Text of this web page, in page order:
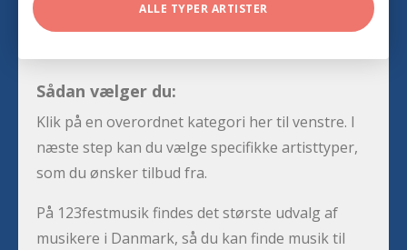
ALLE TYPER ARTISTER
Sådan vælger du:
Klik på en overordnet kategori her til venstre. I
næste step kan du vælge specifikke artisttyper,
som du ønsker tilbud fra.
På 123festmusik findes det største udvalg af
musikere i Danmark, så du kan finde musik til